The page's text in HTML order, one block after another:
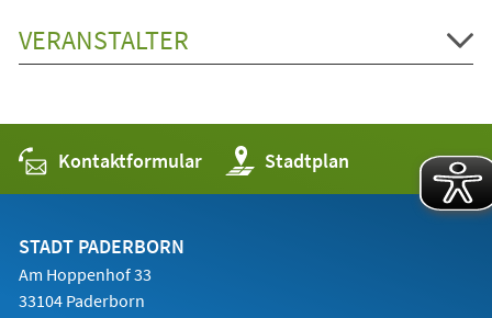
VERANSTALTER
Kontaktformular Stadtplan
(Öffnet
in
einem
STADT PADERBORN
Am Hoppenhof 33
33104 Paderborn